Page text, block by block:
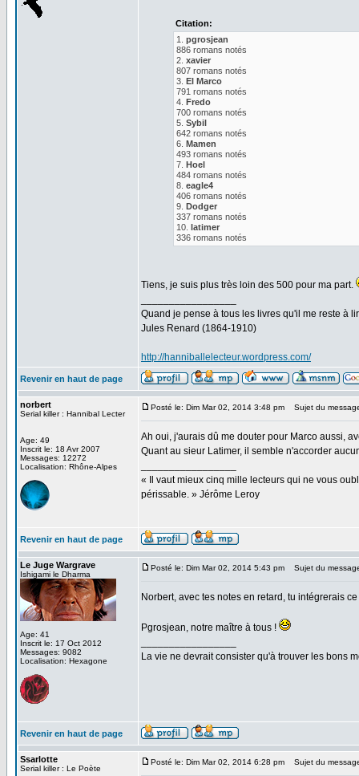
Citation:
1. pgrosjean
886 romans notés
2. xavier
807 romans notés
3. El Marco
791 romans notés
4. Fredo
700 romans notés
5. Sybil
642 romans notés
6. Mamen
493 romans notés
7. Hoel
484 romans notés
8. eagle4
406 romans notés
9. Dodger
337 romans notés
10. latimer
336 romans notés
Tiens, je suis plus très loin des 500 pour ma part.
Quand je pense à tous les livres qu'il me reste à
Jules Renard (1864-1910)
http://hanniballelecteur.wordpress.com/
Revenir en haut de page
norbert
Serial killer : Hannibal Lecter
Age: 49
Inscrit le: 18 Avr 2007
Messages: 12272
Localisation: Rhône-Alpes
Posté le: Dim Mar 02, 2014 3:48 pm Sujet du
Ah oui, j'aurais dû me douter pour Marco aussi,
Quant au sieur Latimer, il semble n'accorder
« Il vaut mieux cinq mille lecteurs qui ne vous
périssable. » Jérôme Leroy
Revenir en haut de page
Le Juge Wargrave
Ishigami le Dharma
Age: 41
Inscrit le: 17 Oct 2012
Messages: 9082
Localisation: Hexagone
Posté le: Dim Mar 02, 2014 5:43 pm Sujet du
Norbert, avec tes notes en retard, tu intégrerais
Pgrosjean, notre maître à tous !
La vie ne devrait consister qu'à trouver les bons
Revenir en haut de page
Ssarlotte
Serial killer : Le Poète
Posté le: Dim Mar 02, 2014 6:28 pm Sujet du